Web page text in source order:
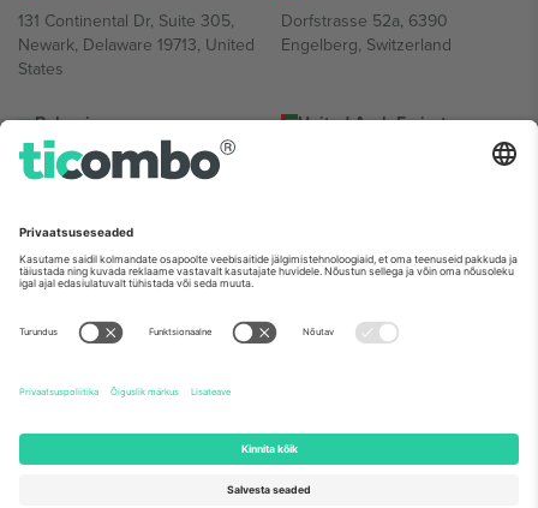
131 Continental Dr, Suite 305,
Newark, Delaware 19713, United
States
Dorfstrasse 52a, 6390
Engelberg, Switzerland
Bulgaria
Regus Sofia City West, bul
Totleben 53-55, 1606 Sofia,
United Arab Emirates
UAE Dubai Silicon Oasis, DDP
Mexico
Av Chapultepec 360, Roma
Norte, Cuauhtémoc, 06700
Ciudad de México, CDMX,
sündmusest ja/või domeenist. Detailide jaoks vaata konkreetse
sündmuse lehte, impressumit ja tingimusi.,
2026 Ticombo. Kõik õigused kaitstud.